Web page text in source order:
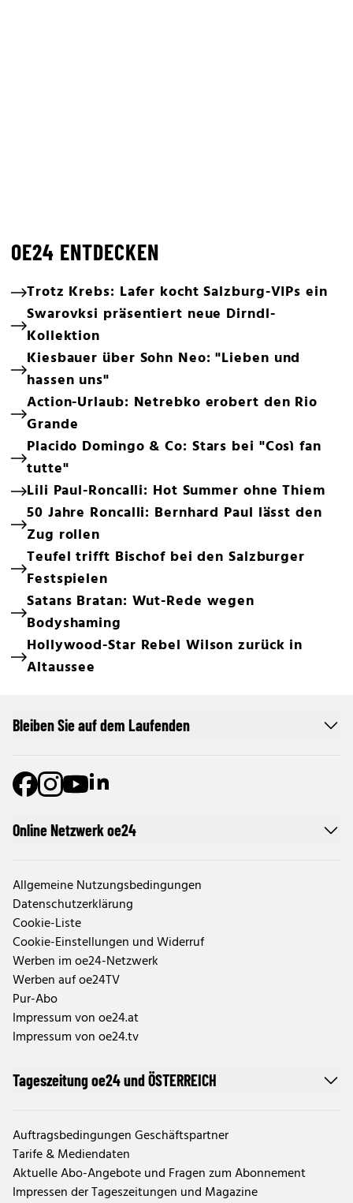
OE24 ENTDECKEN
Trotz Krebs: Lafer kocht Salzburg-VIPs ein
Swarovksi präsentiert neue Dirndl-
Kollektion
Kiesbauer über Sohn Neo: "Lieben und
hassen uns"
Action-Urlaub: Netrebko erobert den Rio
Grande
Placido Domingo & Co: Stars bei "Così fan
tutte"
Lili Paul-Roncalli: Hot Summer ohne Thiem
50 Jahre Roncalli: Bernhard Paul lässt den
Zug rollen
Teufel trifft Bischof bei den Salzburger
Festspielen
Satans Bratan: Wut-Rede wegen
Bodyshaming
Hollywood-Star Rebel Wilson zurück in
Altaussee
Online Netzwerk oe24
Allgemeine Nutzungsbedingungen
Datenschutzerklärung
Cookie-Liste
Cookie-Einstellungen und Widerruf
Werben im oe24-Netzwerk
Werben auf oe24TV
Pur-Abo
Impressum von oe24.at
Impressum von oe24.tv
Tageszeitung oe24 und ÖSTERREICH
Auftragsbedingungen Geschäftspartner
Tarife & Mediendaten
Aktuelle Abo-Angebote und Fragen zum Abonnement
Impressen der Tageszeitungen und Magazine
Bleiben Sie auf dem Laufenden